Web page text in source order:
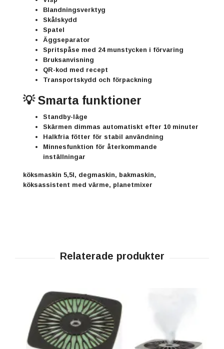
Blandningsverktyg
Skålskydd
Spatel
Äggseparator
Spritspåse med 24 munstycken i förvaring
Bruksanvisning
QR-kod med recept
Transportskydd och förpackning
💡 Smarta funktioner
Standby-läge
Skärmen dimmas automatiskt efter 10 minuter
Halkfria fötter för stabil användning
Minnesfunktion för återkommande
inställningar
köksmaskin 5,5l, degmaskin, bakmaskin,
köksassistent med värme, planetmixer